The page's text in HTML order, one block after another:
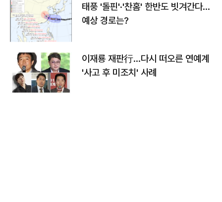
태풍 '돌핀'·'찬홈' 한반도 빗겨간다…
예상 경로는?
이재룡 재판行…다시 떠오른 연예계
'사고 후 미조치' 사례